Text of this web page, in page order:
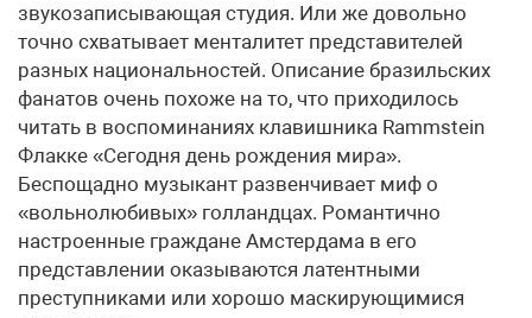
звукозаписывающая студия. Или же довольно
точно схватывает менталитет представителей
разных национальностей. Описание бразильских
фанатов очень похоже на то, что приходилось
читать в воспоминаниях клавишника Rammstein
Флакке «Сегодня день рождения мира».
Беспощадно музыкант развенчивает миф о
«вольнолюбивых» голландцах. Романтично
настроенные граждане Амстердама в его
представлении оказываются латентными
преступниками или хорошо маскирующимися